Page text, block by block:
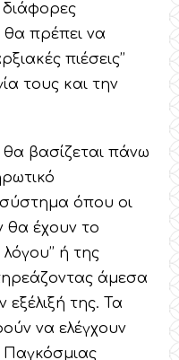
διάφορες
θα πρέπει να
πιέσεις’’
τους και την
βασίζεται πάνω
σύστημα όπου οι
θα έχουν το
ή της
άμεσα
εξέλιξή της. Τα
να ελέγχουν
Παγκόσμιας